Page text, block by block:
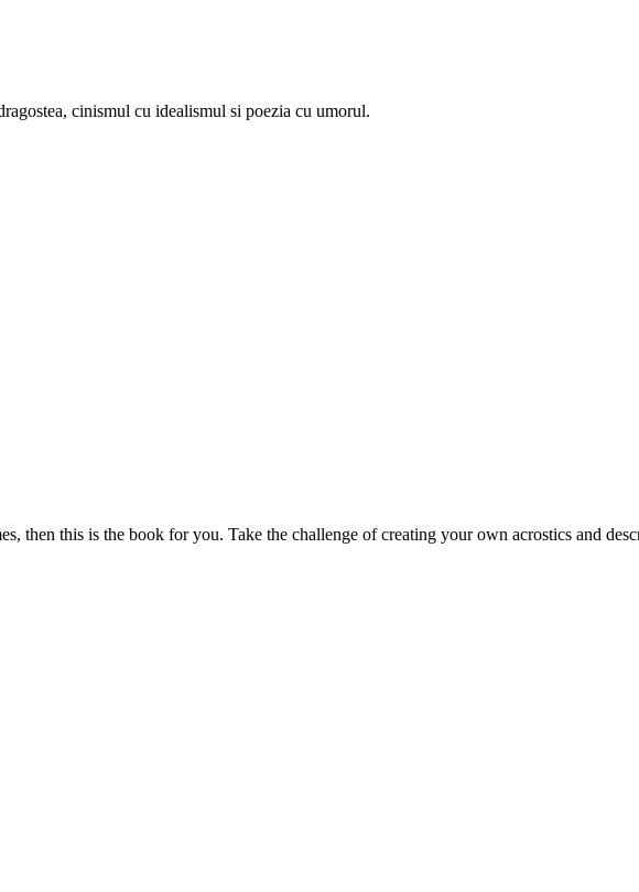
cinismul cu idealismul si poezia cu umorul.
then this is the book for you. Take the challenge of creating your own acrostics and